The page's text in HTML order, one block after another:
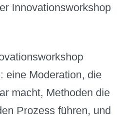
Innovationsworkshop
eine Moderation, die
macht, Methoden die
Prozess führen, und